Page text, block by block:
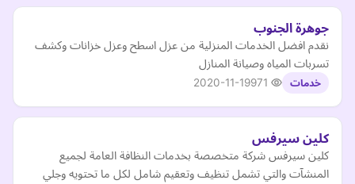
جوهرة الجنوب
نقدم افضل الخدمات المنزلية من عزل اسطح وعزل خزانات وكشف
تسربات المياه وصيانة المنازل
خدمات 2020-11-19
كلين سيرفس
كلين سيرفس شركة متخصصة بخدمات النظافة العامة لجميع
المنشآت والتي تشمل تنظيف وتعقيم شامل لكل ما تحتويه وجلي